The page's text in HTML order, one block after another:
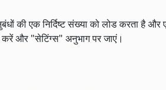
की एक निर्दिष्ट संख्या को लोड करता है और
और "सेटिंग्स" अनुभाग पर जाएं।